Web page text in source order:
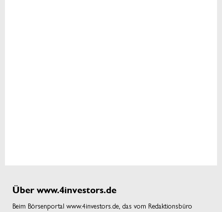
Über www.4investors.de
Beim Börsenportal www.4investors.de, das vom Redaktionsbüro